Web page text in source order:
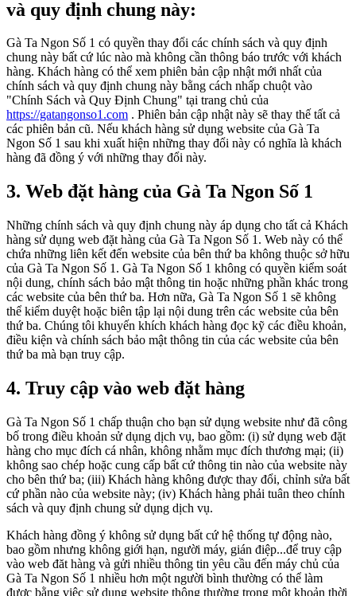
và quy định chung này:
Gà Ta Ngon Số 1 có quyền thay đổi các chính sách và quy định
chung này bất cứ lúc nào mà không cần thông báo trước với khách
hàng. Khách hàng có thể xem phiên bản cập nhật mới nhất của
chính sách và quy định chung này bằng cách nhấp chuột vào
"Chính Sách và Quy Định Chung" tại trang chủ của
https://gatangonso1.com . Phiên bản cập nhật này sẽ thay thế tất cả
các phiên bản cũ. Nếu khách hàng sử dụng website của Gà Ta
Ngon Số 1 sau khi xuất hiện những thay đổi này có nghĩa là khách
hàng đã đồng ý với những thay đổi này.
3. Web đặt hàng của Gà Ta Ngon Số 1
Những chính sách và quy định chung này áp dụng cho tất cả Khách
hàng sử dụng web đặt hàng của Gà Ta Ngon Số 1. Web này có thể
chứa những liên kết đến website của bên thứ ba không thuộc sở hữu
của Gà Ta Ngon Số 1. Gà Ta Ngon Số 1 không có quyền kiểm soát
nội dung, chính sách bảo mật thông tin hoặc những phần khác trong
các website của bên thứ ba. Hơn nữa, Gà Ta Ngon Số 1 sẽ không
thể kiểm duyệt hoặc biên tập lại nội dung trên các website của bên
thứ ba. Chúng tôi khuyến khích khách hàng đọc kỹ các điều khoản,
điều kiện và chính sách bảo mật thông tin của các website của bên
thứ ba mà bạn truy cập.
4. Truy cập vào web đặt hàng
Gà Ta Ngon Số 1 chấp thuận cho bạn sử dụng website như đã công
bố trong điều khoản sử dụng dịch vụ, bao gồm: (i) sử dụng web đặt
hàng cho mục đích cá nhân, không nhằm mục đích thương mại; (ii)
không sao chép hoặc cung cấp bất cứ thông tin nào của website này
cho bên thứ ba; (iii) Khách hàng không được thay đổi, chỉnh sửa bất
cứ phần nào của website này; (iv) Khách hàng phải tuân theo chính
sách và quy định chung sử dụng dịch vụ.
Khách hàng đồng ý không sử dụng bất cứ hệ thống tự động nào,
bao gồm nhưng không giới hạn, người máy, gián điệp...để truy cập
vào web đăt hàng và gửi nhiều thông tin yêu cầu đến máy chủ của
Gà Ta Ngon Số 1 nhiều hơn một người bình thường có thể làm
được bằng việc sử dụng website thông thường trong một khoản thời